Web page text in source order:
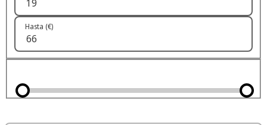
Hasta (€)